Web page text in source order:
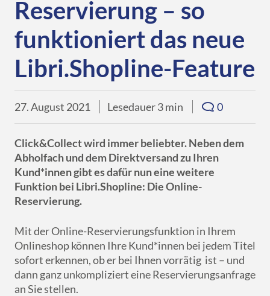
Übersicht
Quimus
Libri.Warenwirtschaft
Libri.Shopline
tolino
Mein Libri
Services
Übersicht
Schulbuchgeschäft
Just the Best
Best of Manga
Libri.Campus
Gründung & Nachfolge
eBooks
Verkaufsförderung
Für Autor*innen
Presse
DE EN FR
Reservierung – so
funktioniert das neue
Libri.Shopline-Feature
Click&Collect wird immer beliebter. Neben dem
Abholfach und dem Direktversand zu Ihren
Kund*innen gibt es dafür nun eine weitere
Funktion bei Libri.Shopline: Die Online-
Reservierung.
27. August 2021 Lesedauer 3 min 0
Mit der Online-Reservierungsfunktion in Ihrem
Onlineshop können Ihre Kund*innen bei jedem Titel
sofort erkennen, ob er bei Ihnen vorrätig ist – und
dann ganz unkompliziert eine Reservierungsanfrage
an Sie stellen.